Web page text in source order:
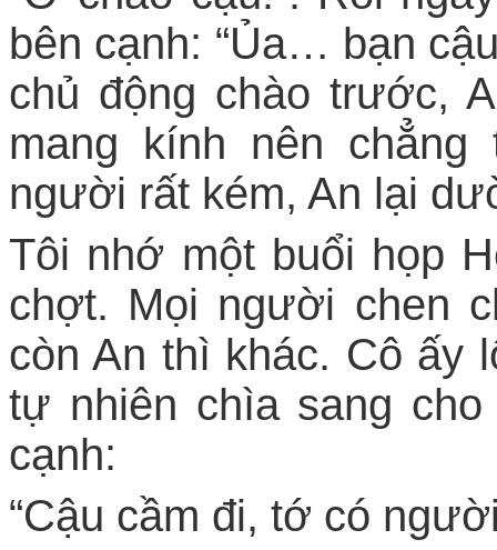
bên cạnh: “Ủa… bạn
chủ động chào trước,
mang kính nên
người rất kém, An lại
Tôi nhớ một buổi họp
chợt. Mọi người chen
còn An thì khác. Cô ấy
tự nhiên chìa sang
cạnh:
“Cậu cầm đi, tớ có